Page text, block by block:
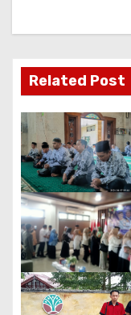
s
p
o
s
Related Post